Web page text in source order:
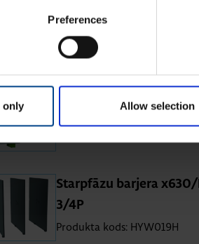
Preferences
only Allow selection
450V AC
Produkta kods: HXA055H
Starpfāzu bar­jera x630/
3/4P
Produkta kods: HYW019H